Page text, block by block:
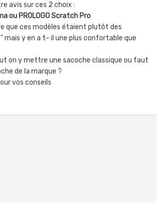
avis sur ces 2 choix :
ou PROLOGOScratch Pro
que ces modèles étaient plutôt des
mais y en a t- il une plus confortable que
on y mettre une sacoche classique ou faut
de la marque ?
vos conseils